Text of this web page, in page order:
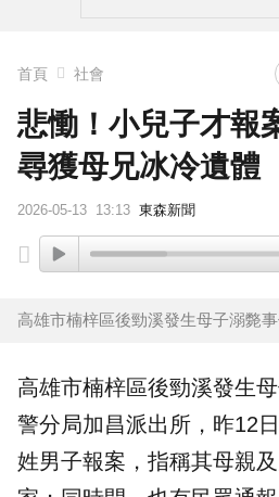
首頁 社會
悲慟！小兒子才報
尋獲母兄冰冷遺體
2026-05-13 13:13 東森新聞
高雄市楠梓區後勁溪發生母子溺斃事
高雄市楠梓區後勁溪發生
警分局加昌派出所，昨12
姓男子報案 ，指稱其母親